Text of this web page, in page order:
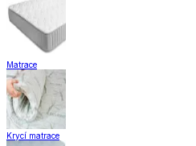
Matrace
Krycí matrace